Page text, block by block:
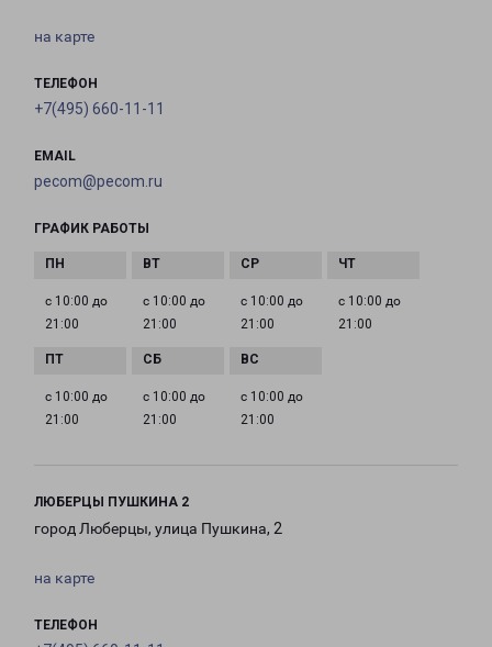
на карте
ТЕЛЕФОН
+7(495) 660-11-11
EMAIL
pecom@pecom.ru
ГРАФИК РАБОТЫ
с 10:00 до
21:00
с 10:00 до
21:00
с 10:00 до
21:00
с 10:00 до
21:00
с 10:00 до
21:00
с 10:00 до
21:00
с 10:00 до
21:00
ЛЮБЕРЦЫ ПУШКИНА 2
город Люберцы, улица Пушкина, 2
на карте
ТЕЛЕФОН